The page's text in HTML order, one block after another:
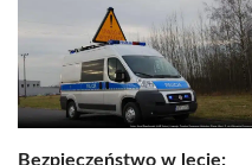
Bezpieczeństwo w lecie: